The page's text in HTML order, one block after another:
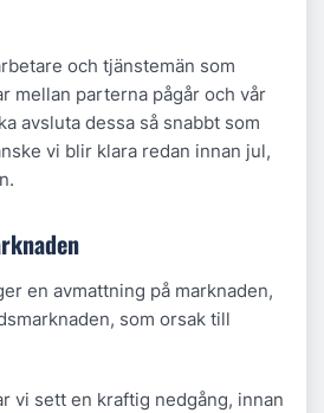
och tjänstemän som
mellan parterna pågår och vår
avsluta dessa så snabbt som
vi blir klara redan innan jul,
en avmattning på marknaden,
som orsak till
vi sett en kraftig nedgång, innan